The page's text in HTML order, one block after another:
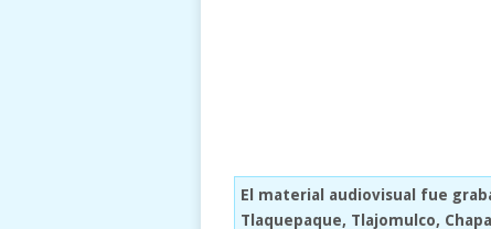
El material audiovisual fue
Tlaquepaque, Tlajomulco,